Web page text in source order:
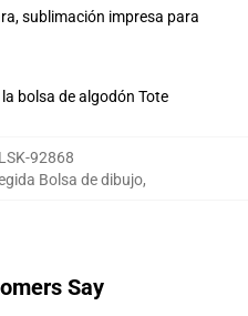
sublimación impresa para
bolsa de algodón Tote
92868
Bolsa de dibujo,
Say